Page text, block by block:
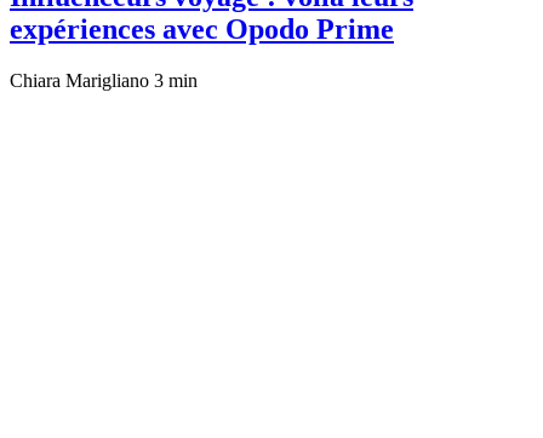
expériences avec Opodo Prime
Chiara Marigliano 3 min